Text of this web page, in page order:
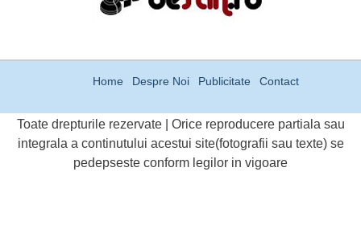
Home Despre Noi Publicitate Contact
Toate drepturile rezervate | Orice reproducere partiala sau
integrala a continutului acestui site(fotografii sau texte) se
pedepseste conform legilor in vigoare